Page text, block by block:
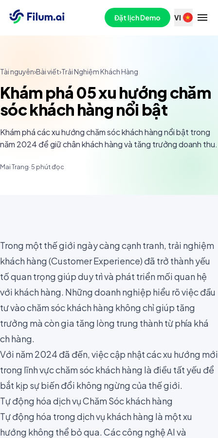
Đặt lịch Demo VI
Tài nguyên›Bài viết›Trải Nghiệm Khách Hàng
Khám phá 05 xu hướng chăm
sóc khách hàng nổi bật
Khám phá các xu hướng chăm sóc khách hàng nổi bật trong
năm 2024 để giữ chân khách hàng và tăng trưởng doanh thu.
Mai Trang·5 phút đọc
Trong một thế giới ngày càng cạnh tranh, trải nghiệm
khách hàng (Customer Experience) đã trở thành yếu
tố quan trọng giúp duy trì và phát triển mối quan hệ
với khách hàng. Những doanh nghiệp hiểu rõ việc đầu
tư vào chăm sóc khách hàng không chỉ giúp tăng
trưởng mà còn gia tăng lòng trung thành từ phía khá
ch hàng.
Với năm 2024 đã đến, việc cập nhật các xu hướng mới
trong lĩnh vực chăm sóc khách hàng là điều tất yếu để
bắt kịp sự biến đổi không ngừng của thế giới.
Tự động hóa dịch vụ Chăm Sóc khách hàng
Tự động hóa trong dịch vụ khách hàng là một xu
hướng không thể bỏ qua. Các công nghệ AI và